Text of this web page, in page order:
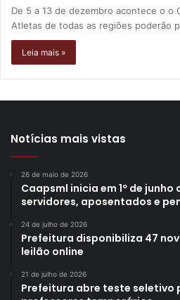
De 5 a 13 de dezembro acontece o o
Atletas de todas as regiões poderão
Leia mais »
Notícias mais vistas
26 de maio de 2026
Caapsml inicia em 1º de
servidores, aposentados e
24 de julho de 2026
Prefeitura disponibiliza 47
leilão online
21 de julho de 2026
Prefeitura abre teste